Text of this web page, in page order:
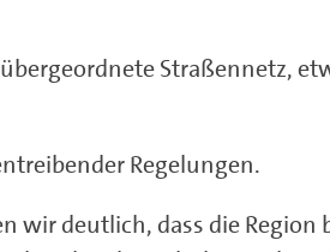
Straßennetz,
Regelungen.
deutlich, dass die Region